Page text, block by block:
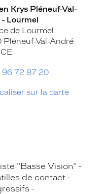
Krys Pléneuf-Val-
Lourmel
de Lourmel
Pléneuf-Val-André
96 72 87 20
sur la carte
"Basse Vision"
de contact